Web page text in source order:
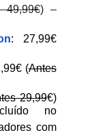
49,99€) –
: 27,99€
(Antes
29,99€)
no
com